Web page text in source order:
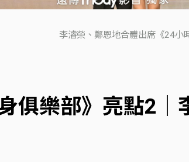
李濬榮、鄭恩地合體出席《24小
俱樂部》亮點2｜